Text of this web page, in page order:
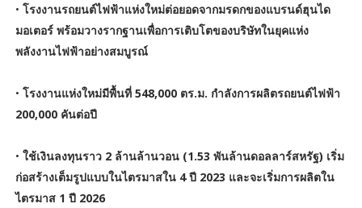
• โรงงานรถยนต์ไฟฟ้าแห่งใหม่ต่อยอดจากมรดกของแบรนด์ฮุนได
มอเตอร์ พร้อมวางรากฐานเพื่อการเติบโตของบริษัทในยุคแห่ง
พลังงานไฟฟ้าอย่างสมบูรณ์
• โรงงานแห่งใหม่มีพื้นที่ 548,000 ตร.ม. กำลังการผลิตรถยนต์ไฟฟ้า
200,000 คันต่อปี
• ใช้เงินลงทุนราว 2 ล้านล้านวอน (1.53 พันล้านดอลลาร์สหรัฐ) เริ่ม
ก่อสร้างเต็มรูปแบบในไตรมาสใน 4 ปี 2023 และจะเริ่มการผลิตใน
ไตรมาส 1 ปี 2026